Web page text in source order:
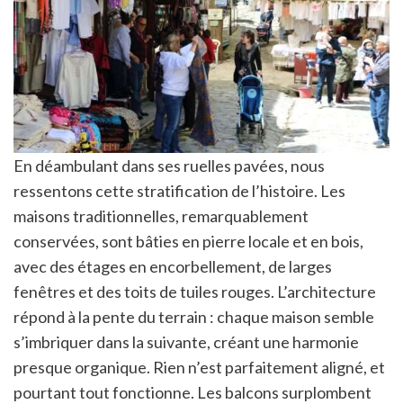
En déambulant dans ses ruelles pavées, nous
ressentons cette stratification de l’histoire. Les
maisons traditionnelles, remarquablement
conservées, sont bâties en pierre locale et en bois,
avec des étages en encorbellement, de larges
fenêtres et des toits de tuiles rouges. L’architecture
répond à la pente du terrain : chaque maison semble
s’imbriquer dans la suivante, créant une harmonie
presque organique. Rien n’est parfaitement aligné, et
pourtant tout fonctionne. Les balcons surplombent